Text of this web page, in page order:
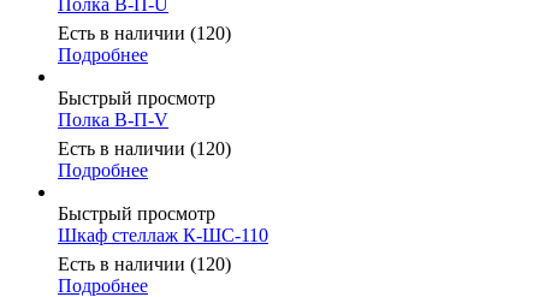
Есть в наличии (120)
Подробнее
Быстрый просмотр
Полка В-П-V
Есть в наличии (120)
Подробнее
Быстрый просмотр
Шкаф стеллаж К-ШС-110
Есть в наличии (120)
Подробнее